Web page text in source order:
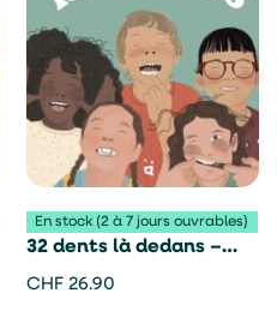
En stock (2 à 7 jours ouvrables)
32 dents là dedans –
Yoann Cantin
CHF 26.90